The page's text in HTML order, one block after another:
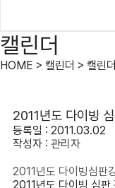
캘린더
HOME > 캘린더 > 캘린더
2011년도 다이빙
등록일 : 2011.03.02
작성자 : 관리자
2011년도 다이빙심판
2011년도 다이빙 심판